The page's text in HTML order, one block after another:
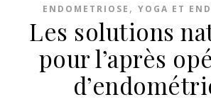
ENDOMETRIOSE , YOGA ET
Les solutions
pour l’après